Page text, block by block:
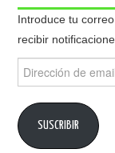
Introduce tu
recibir
Dirección
de
SUSCRIBIR